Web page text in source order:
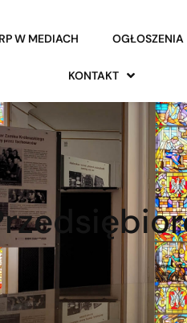
W MEDIACH OGŁOSZENIA
KONTAKT